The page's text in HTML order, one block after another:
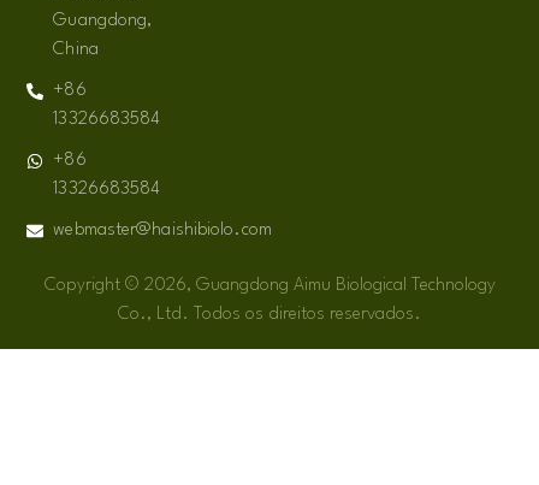
Guangdong,
China
+86
13326683584
+86
13326683584
webmaster@haishibiolo.com
Copyright © 2026, Guangdong Aimu Biological Technology
Co., Ltd. Todos os direitos reservados.